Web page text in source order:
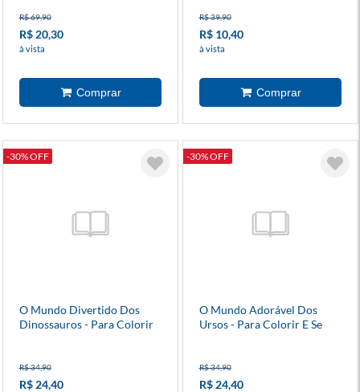
R$ 69,90
R$ 20,30
à vista
R$ 39,90
R$ 10,40
à vista
-30% OFF
O Mundo Divertido Dos
Dinossauros - Para Colorir
R$ 34,90
R$ 24,40
-30% OFF
O Mundo Adorável Dos
Ursos - Para Colorir E Se
R$ 34,90
R$ 24,40